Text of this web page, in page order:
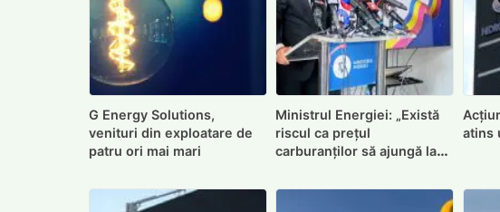
G Energy Solutions,
venituri din exploatare de
patru ori mai mari
Ministrul Energiei: „Există
riscul ca prețul
carburanților să ajungă la
atins